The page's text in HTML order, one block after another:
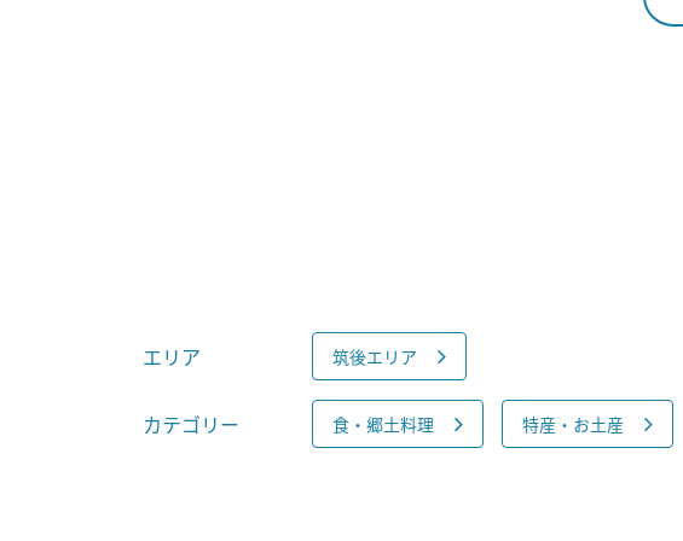
エリア 筑後エリア
カテゴリー 食・郷土料理 特産・お土産